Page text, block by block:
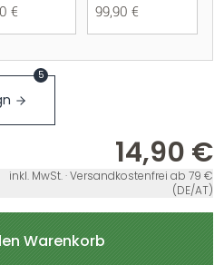
€ 99,90 €
5
14,90 €
inkl. MwSt. · Versandkostenfrei ab 79 €
(DE/AT)
Warenkorb